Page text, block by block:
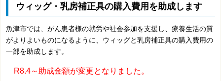
ウィッグ・乳房補正具の購入費用を助成します
魚津市では、がん患者様の就労や社会参加を支援し、療養生活の質
がよりよいものになるように、ウィッグと乳房補正具の購入費用の
一部を助成します。
R8.4～助成金額が変更となりました。